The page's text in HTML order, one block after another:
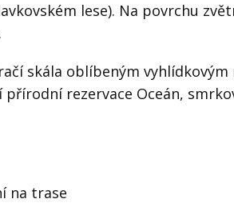
lese). Na povrchu
skála oblíbeným
přírodní rezervace Oceán,
na trase